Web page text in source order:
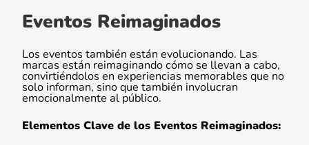
Eventos Reimaginados
Los eventos también están evolucionando. Las
marcas están reimaginando cómo se llevan a cabo,
convirtiéndolos en experiencias memorables que no
solo informan, sino que también involucran
emocionalmente al público.
Elementos Clave de los Eventos Reimaginados: